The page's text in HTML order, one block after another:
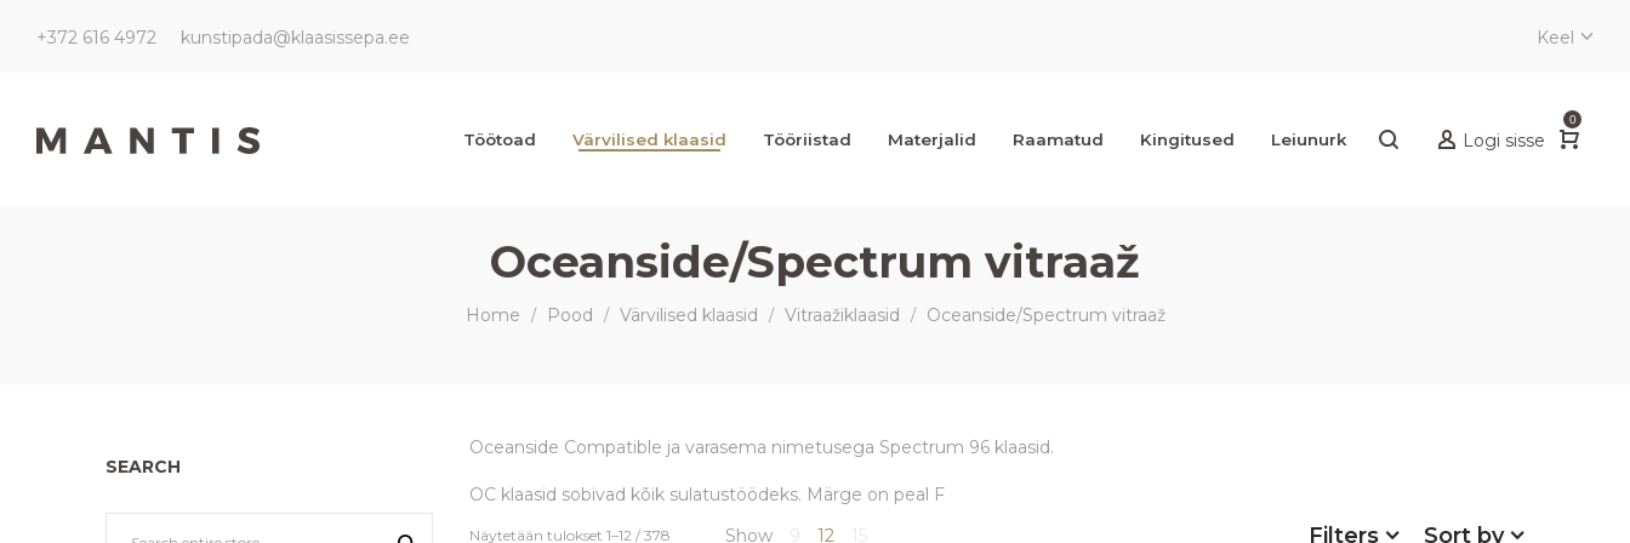
+372 616 4972 kunstipada@klaasissepa.ee Keel
Kunstipada
Kunstipada Töötoad Värvilised klaasid Tööriistad Materjalid Raamatud Kingitused Leiunurk Logi sisse
0
Oceanside/Spectrum vitraaž
Home / Pood / Värvilised klaasid / Vitraažiklaasid / Oceanside/Spectrum vitraaž
Oceanside Compatible ja varasema nimetusega Spectrum 96 klaasid.
OC klaasid sobivad kõik sulatustöödeks. Märge on peal F
Näytetään tulokset 1–12 / 378 Show 12 15 Sort by
Filters
SEARCH